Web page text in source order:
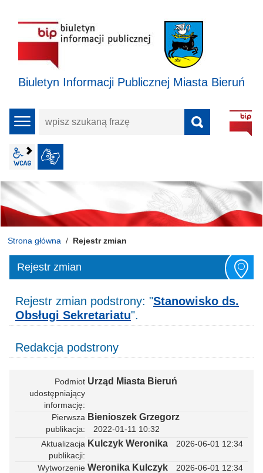
Biuletyn Informacji Publicznej Miasta Bieruń
menu
szukaną
wcag2.1
Strona główna Rejestr zmian
Rejestr zmian
Rejestr zmian podstrony: "Stanowisko ds.
Obsługi Sekretariatu".
Redakcja podstrony
Podmiot
udostępniający
informację
Urząd Miasta Bieruń
Pierwsza
publikacja
Bienioszek Grzegorz
2022-01-11 10:32
Aktualizacja
publikacji
Kulczyk Weronika 2026-06-01 12:34
Wytworzenie Weronika Kulczyk 2026-06-01 12:34